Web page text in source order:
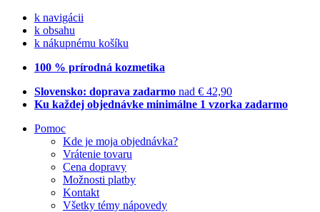
k navigácii
k obsahu
k nákupnému košíku
100 % prírodná kozmetika
Slovensko: doprava zadarmo nad € 42,90
Ku každej objednávke minimálne 1 vzorka zadarmo
Pomoc
Kde je moja objednávka?
Vrátenie tovaru
Cena dopravy
Možnosti platby
Kontakt
Všetky témy nápovedy